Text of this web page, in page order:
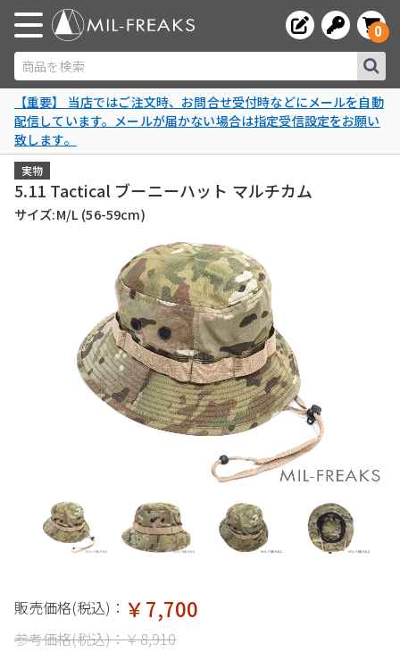
商品を検索
0
【重要】 当店ではご注文時、お問合せ受付時などにメールを自動
配信しています。メールが届かない場合は指定受信設定をお願い
致します。
実物
5.11 Tactical ブーニーハット マルチカム
サイズ:M/L (56-59cm)
販売価格(税込)： ￥7,700
参考価格(税込)：￥8,910